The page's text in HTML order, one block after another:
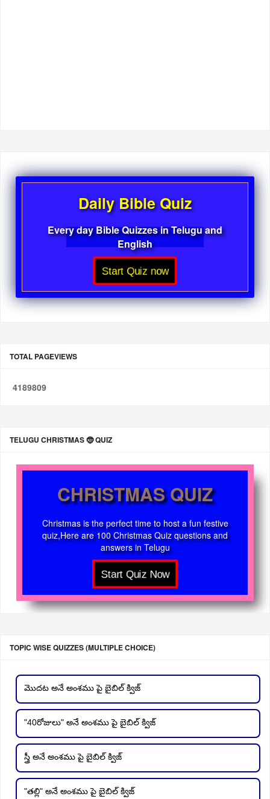
Daily Bible Quiz
Every day Bible Quizzes in Telugu and
English
Start Quiz now
TOTAL PAGEVIEWS
4189809
TELUGU CHRISTMAS 🤶 QUIZ
CHRISTMAS QUIZ
Christmas is the perfect time to host a fun festive
quiz,Here are 100 Christmas Quiz questions and
answers in Telugu
TOPIC WISE QUIZZES (MULTIPLE CHOICE)
మొదట అనే అంశము పై బైబిల్ క్విజ్
"40రోజులు" అనే అంశము పై బైబిల్ క్విజ్
స్త్రీ అనే అంశము పై బైబిల్ క్విజ్
"తల్లి" అనే అంశము పై బైబిల్ క్విజ్